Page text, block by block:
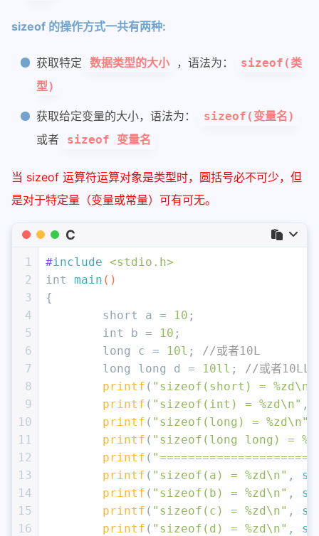
sizeof 的操作方式一共有两种:
获取特定 数据类型的大小 ，语法为：
sizeof(类
型)
获取给定变量的大小，语法为： sizeof(变量名)
或者 sizeof 变量名
当 sizeof 运算符运算对象是类型时，圆括号必不可少，但
是对于特定量（变量或常量）可有可无。
C
1
2
3
4
5
6
7
8
9
10
11
12
13
14
15
16
#include <stdio.h>
int
main ()
{
short
a = 10 ;
int
b = 10 ;
long
c = 10l ; //或者10L
long
long d = 10ll ; //或者10LL
printf ( "sizeof(short) = %zd\n"
printf ( "sizeof(int) = %zd\n" ,
printf ( "sizeof(long) = %zd\n"
printf ( "sizeof(long long) =
printf (
printf ( "sizeof(a) = %zd\n" ,
printf ( "sizeof(b) = %zd\n" ,
printf ( "sizeof(c) = %zd\n" ,
printf ( "sizeof(d) = %zd\n" ,